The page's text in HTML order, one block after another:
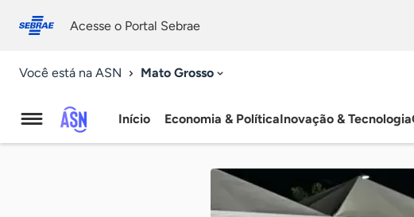
conosco
Acesse o Portal Sebrae
Você está na ASN Mato Grosso
Agência
Início Economia & PolíticaInovação & Tecnologia